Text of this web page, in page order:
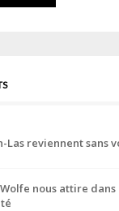
Las reviennent sans
nous attire dans